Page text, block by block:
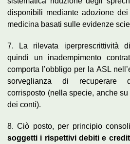
disponibili mediante adozione
medicina basati sulle evidenze
7. La rilevata iperprescrittività
quindi un inadempimento
comporta l’obbligo per la ASL
sorveglianza di recuperare
corrisposto (nella specie, anche
dei conti).
8. Ciò posto, per principio
soggetti i rispettivi debiti e